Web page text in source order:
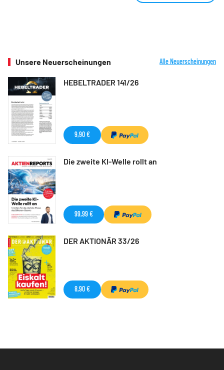
Unsere Neuerscheinungen Alle Neuerscheinungen
HEBELTRADER 141/26
9,90 €
Die zweite KI-Welle rollt an
99,99 €
DER AKTIONÄR 33/26
8,90 €